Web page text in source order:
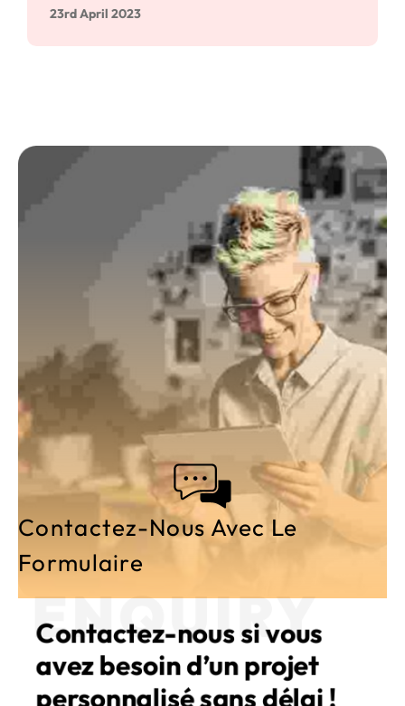
23rd April 2023
Contactez-Nous Avec Le
Formulaire
ENQUIRY
Contactez-nous si vous
avez besoin d’un projet
personnalisé sans délai !